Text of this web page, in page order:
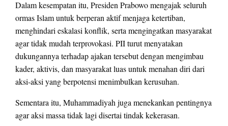
Dalam kesempatan itu, Presiden Prabowo mengajak seluruh
ormas Islam untuk berperan aktif menjaga ketertiban,
menghindari eskalasi konflik, serta mengingatkan masyarakat
agar tidak mudah terprovokasi. PII turut menyatakan
dukungannya terhadap ajakan tersebut dengan mengimbau
kader, aktivis, dan masyarakat luas untuk menahan diri dari
aksi-aksi yang berpotensi menimbulkan kerusuhan.
Sementara itu, Muhammadiyah juga menekankan pentingnya
agar aksi massa tidak lagi disertai tindak kekerasan.